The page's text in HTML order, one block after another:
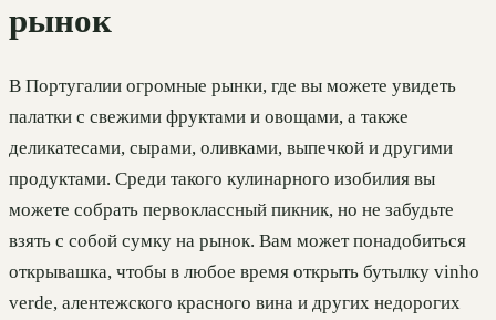
рынок
В Португалии огромные рынки, где вы можете увидеть
палатки с свежими фруктами и овощами, а также
деликатесами, сырами, оливками, выпечкой и другими
продуктами. Среди такого кулинарного изобилия вы
можете собрать первоклассный пикник, но не забудьте
взять с собой сумку на рынок. Вам может понадобиться
открывашка, чтобы в любое время открыть бутылку vinho
verde, алентежского красного вина и других недорогих